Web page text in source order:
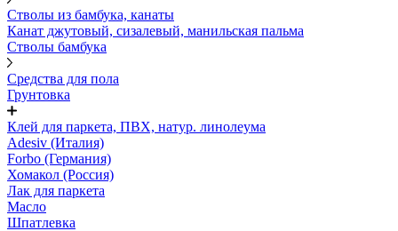
Стволы из бамбука, канаты
Канат джутовый, сизалевый, манильская пальма
Стволы бамбука
Средства для пола
Грунтовка
Клей для паркета, ПВХ, натур. линолеума
Adesiv (Италия)
Forbo (Германия)
Хомакол (Россия)
Лак для паркета
Масло
Шпатлевка